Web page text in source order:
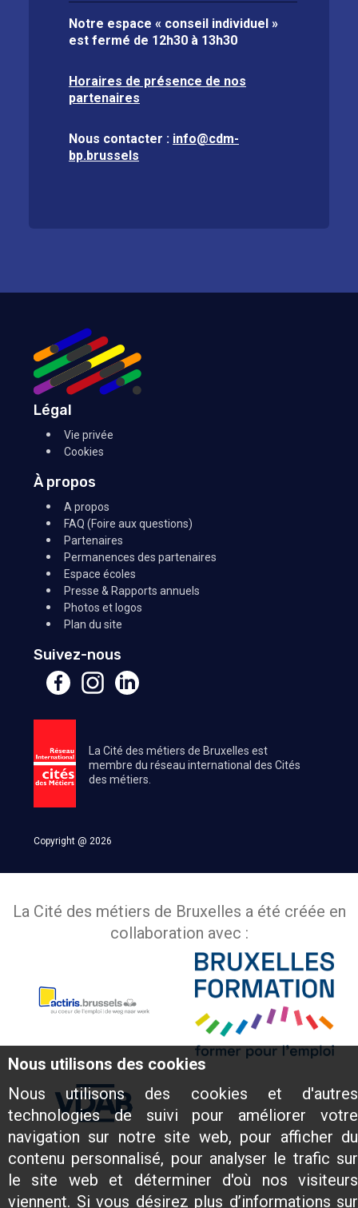
Nous utilisons des cookies
Nous utilisons des cookies et d'autres
technologies de suivi pour améliorer votre
navigation sur notre site web, pour afficher du
contenu personnalisé, pour analyser le trafic sur
le site web et déterminer d'où nos visiteurs
viennent. Si vous désirez plus d’informations sur
Notre espace « conseil individuel »
est fermé de 12h30 à 13h30
Horaires de présence de nos
partenaires
Nous contacter : info@cdm-
bp.brussels
Légal
Vie privée
Cookies
À propos
A propos
FAQ (Foire aux questions)
Partenaires
Permanences des partenaires
Espace écoles
Presse & Rapports annuels
Photos et logos
Plan du site
Suivez-nous
La Cité des métiers de Bruxelles est
membre du réseau international des Cités
des métiers.
Copyright @ 2026
La Cité des métiers de Bruxelles a été créée en
collaboration avec :